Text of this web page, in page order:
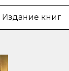
Издание книг